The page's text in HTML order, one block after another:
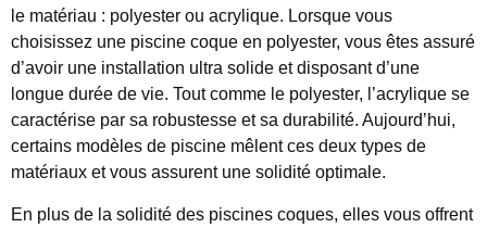
le matériau : polyester ou acrylique. Lorsque vous
choisissez une piscine coque en polyester, vous êtes assuré
d’avoir une installation ultra solide et disposant d’une
longue durée de vie. Tout comme le polyester, l’acrylique se
caractérise par sa robustesse et sa durabilité. Aujourd’hui,
certains modèles de piscine mêlent ces deux types de
matériaux et vous assurent une solidité optimale.
En plus de la solidité des piscines coques, elles vous offrent